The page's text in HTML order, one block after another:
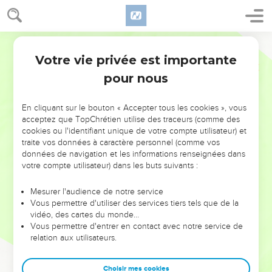
NE MANQUEZ PAS L’ÉVÉNEMENT
DE L’ANNÉE !
ET SI LEURS ERREURS POUVAIENT VOUS ÉVITER LES
VOTRES ?
leur foi ou leur vision. Mais on voit moins les doutes, les erreurs
et les saisons difficiles qu'ils ont traversés, alors même que ce
sont elles qui les ont façonnés.
Dans cette conférence, leaders, entrepreneurs, et responsables
clés pour avancer avec plus de sagesse afin que leurs erreurs
Votre vie privée est importante
pour nous
En cliquant sur le bouton « Accepter tous les cookies », vous
acceptez que TopChrétien utilise des traceurs (comme des
cookies ou l'identifiant unique de votre compte utilisateur) et
traite vos données à caractère personnel (comme vos
données de navigation et les informations renseignées dans
votre compte utilisateur) dans les buts suivants :
Mesurer l'audience de notre service
Vous permettre d'utiliser des services tiers tels que de la
vidéo, des cartes du monde…
Vous permettre d'entrer en contact avec notre service de
relation aux utilisateurs.
Choisir mes cookies